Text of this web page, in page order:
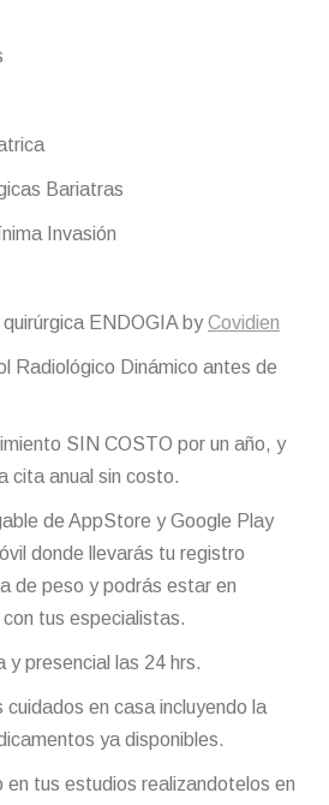
Bariatras
Invasión
ENDOGIA byCovidien
Radiológico Dinámico antes de
SIN COSTO por un año, y
cita anual sin costo.
de AppStore y Google Play
donde llevarás tu registro
de peso y podrás estar en
tus especialistas.
y presencial las 24 hrs.
cuidados en casa incluyendo la
ya disponibles.
en tus estudios realizandotelos en